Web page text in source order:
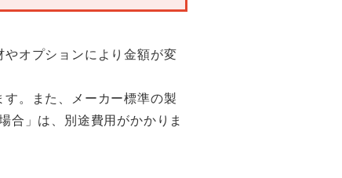
オプションにより金額が変
。また、メーカー標準の製
合」は、別途費用がかかりま